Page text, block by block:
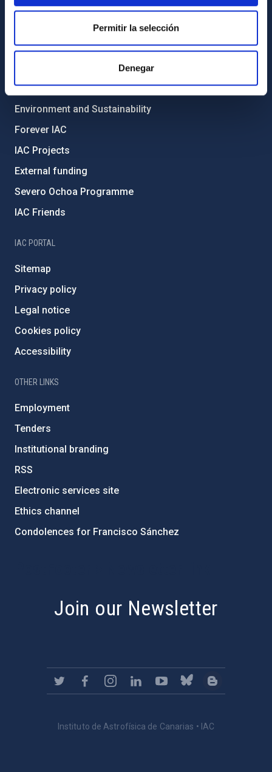
Permitir la selección
Denegar
Transparency
Code of ethics and anti-fraud policy
Gender equality and diversity
Environment and Sustainability
Forever IAC
IAC Projects
External funding
Severo Ochoa Programme
IAC Friends
IAC PORTAL
Sitemap
Privacy policy
Legal notice
Cookies policy
Accessibility
OTHER LINKS
Employment
Tenders
Institutional branding
RSS
Electronic services site
Ethics channel
Condolences for Francisco Sánchez
Join our Newsletter
Instituto de Astrofísica de Canarias • IAC